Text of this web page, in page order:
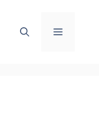
Menu